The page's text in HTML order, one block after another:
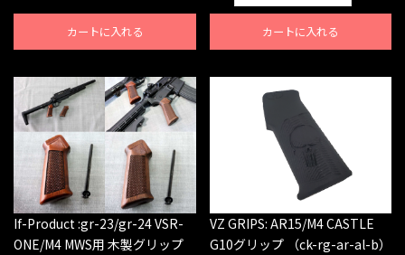
カートに入れる カートに入れる
If-Product :gr-23/gr-24 VSR-
ONE/M4 MWS用 木製グリップ
VZ GRIPS: AR15/M4 CASTLE
G10グリップ （ck-rg-ar-al-b）